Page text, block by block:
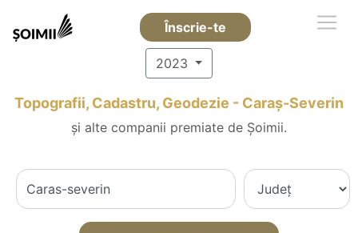
Înscrie-te
2023
Topografii, Cadastru, Geodezie - Caraş-Severin
și alte companii premiate de Șoimii.